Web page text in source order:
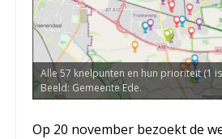
Alle 57 knelpunten en hun prioriteit (1
Beeld: Gemeente Ede.
Op 20 november bezoekt de